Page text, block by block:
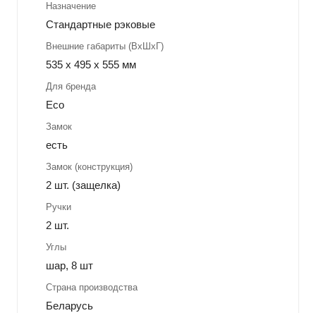
Назначение
Стандартные рэковые
Внешние габариты (ВхШхГ)
535 x 495 x 555 мм
Для бренда
Eco
Замок
есть
Замок (конструкция)
2 шт. (защелка)
Ручки
2 шт.
Углы
шар, 8 шт
Страна производства
Беларусь